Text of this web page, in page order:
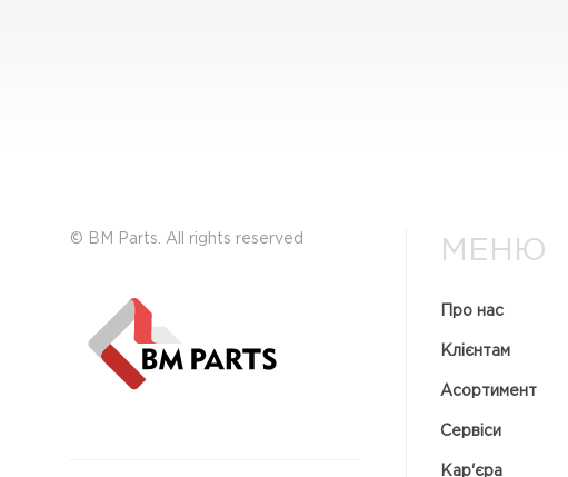
© BM Parts. All rights reserved МЕНЮ
Про нас
Клієнтам
Асортимент
Сервіси
Кар'єра